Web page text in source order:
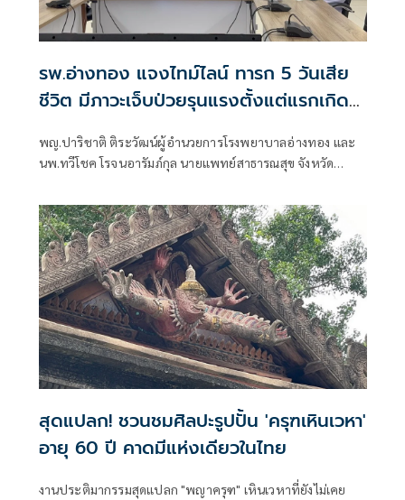
รพ.อ่างทอง แจงไทม์ไลน์ ทารก 5 วันเสีย
ชีวิต มีภาวะเจ็บป่วยรุนแรงตั้งแต่แรกเกิด
พญ.ปาริชาติ ติระวัฒน์ผู้อำนวยการโรงพยาบาลอ่างทอง และ
นพ.ทวีโชค โรจนอารัมภ์กุล นายแพทย์สาธารณสุข จังหวัด
พยาลอ่างทอง แพทย์หญิงเยาวเรศ กิตติธเนศวร ร่วมกันตั้งโต๊ะ
แถลงข่าว โดย พญ.ปาริชาติ กล่าวว่า โรงพยาบาลอ่างทอง ได้
ดำเนินการตรวจสอบข้อเท็จจริงเบื้องต้น
สุดแปลก! ชวนชมศิลปะรูปปั้น 'ครุฑเหินเวหา'
อายุ 60 ปี คาดมีแห่งเดียวในไทย
งานประติมากรรมสุดแปลก "พญาครุฑ" เหินเวหาที่ยังไม่เคย